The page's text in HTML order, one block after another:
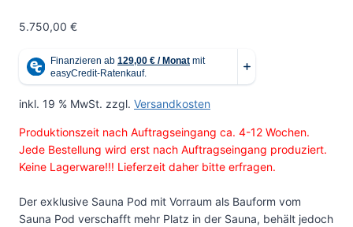
5.750,00 €
inkl. 19 % MwSt. zzgl. Versandkosten
Produktionszeit nach Auftragseingang ca. 4-12 Wochen.
Jede Bestellung wird erst nach Auftragseingang produziert.
Keine Lagerware!!! Lieferzeit daher bitte erfragen.
Der exklusive Sauna Pod mit Vorraum als Bauform vom
Sauna Pod verschafft mehr Platz in der Sauna, behält jedoch